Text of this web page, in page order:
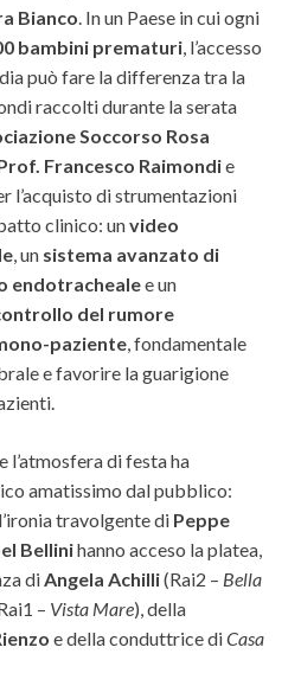
Bianco. In un Paese in cui ogni
bambini prematuri, l’accesso
può fare la differenza tra la
raccolti durante la serata
Soccorso Rosa
Francesco Raimondie
l’acquisto di strumentazioni
clinico: unvideo
, un sistema avanzato di
endotrachealee un
del rumore
paziente, fondamentale
e favorire la guarigione
di festa ha
amatissimo dal pubblico:
travolgente di Peppe
Bellinihanno acceso la platea,
diAngela Achilli(Rai2 – Bella
– Vista Mare), della
e della conduttrice diCasa